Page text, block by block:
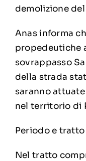
demolizione del
Anas informa
propedeutiche
sovrappasso
della strada
saranno
nel territorio di
Periodo e
Nel tratto